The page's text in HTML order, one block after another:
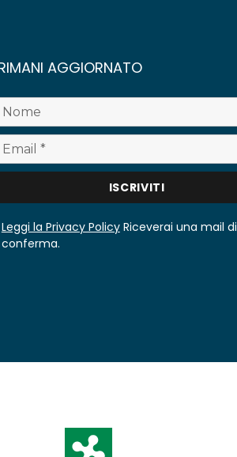
AGGIORNATO
Leggi la Privacy PolicyRiceverai una mail di
conferma.